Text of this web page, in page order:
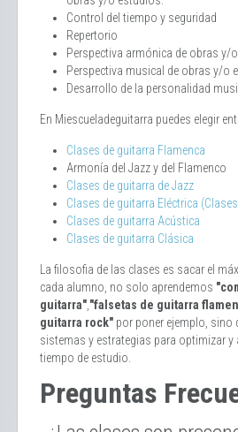
Control del tiempo y seguridad
Repertorio
Perspectiva armónica de obras y/
Perspectiva musical de obras y/o
Desarrollo de la personalidad
En Miescueladeguitarra puedes elegir
Clases de guitarra Flamenca
Armonía del Jazz y del Flamenco
Clases de guitarra de Jazz
Clases de guitarra Eléctrica
Clases de guitarra Acústica
Clases de guitarra Clásica
La filosofia de las clases es sacar el
cada alumno, no solo aprendemos
guitarra" "falsetas de guitarra
guitarra rock" por poner ejemplo, sino
sistemas y estrategias para optimizar y
tiempo de estudio.
Preguntas